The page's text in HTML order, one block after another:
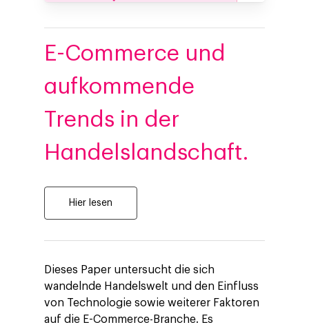
E-Commerce und
aufkommende
Trends in der
Handelslandschaft.
Hier lesen
Dieses Paper untersucht die sich
wandelnde Handelswelt und den Einfluss
von Technologie sowie weiterer Faktoren
auf die E-Commerce-Branche. Es